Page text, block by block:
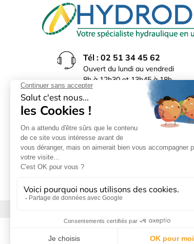
Tél : 02 51 34 45 62
Ouvert du lundi au vendredi
8h à 12h30 et 13h45 à 18h
(17h30 le vendredi)
Rue du Bocage La Ribotière
85170 Le Poiré sur Vie